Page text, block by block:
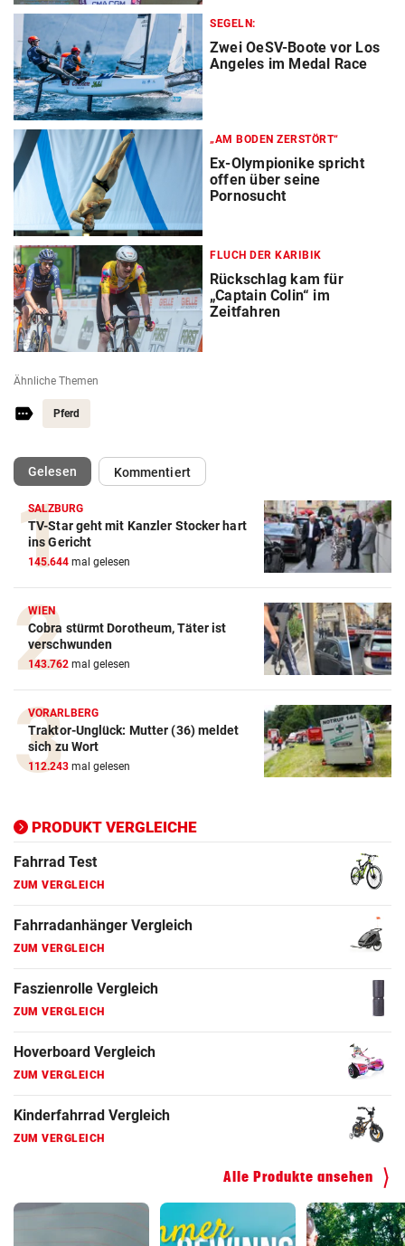
SEGELN:
Zwei OeSV-Boote vor Los
Angeles im Medal Race
„AM BODEN ZERSTÖRT“
Ex-Olympionike spricht
offen über seine
Pornosucht
FLUCH DER KARIBIK
Rückschlag kam für
„Captain Colin“ im
Zeitfahren
Ähnliche Themen
Pferd
Gelesen(ausgewählt)Kommentiert
SALZBURG
TV-Star geht mit Kanzler Stocker hart
ins Gericht
145.644 mal gelesen
WIEN
Cobra stürmt Dorotheum, Täter ist
verschwunden
143.762 mal gelesen
VORARLBERG
Traktor-Unglück: Mutter (36) meldet
sich zu Wort
112.243 mal gelesen
PRODUKT VERGLEICHE
Action-Cam Vergleich
ZUM VERGLEICH
Crosstrainer Vergleich
ZUM VERGLEICH
E-Bike Vergleich
ZUM VERGLEICH
Elektro-Scooter Vergleich
ZUM VERGLEICH
ZUM VERGLEICH
Fahrrad Test
ZUM VERGLEICH
Fahrradanhänger Vergleich
ZUM VERGLEICH
Faszienrolle Vergleich
ZUM VERGLEICH
Hoverboard Vergleich
ZUM VERGLEICH
Kinderfahrrad Vergleich
ZUM VERGLEICH
Alle Produkte ansehen